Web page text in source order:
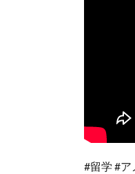
#留学 #ア